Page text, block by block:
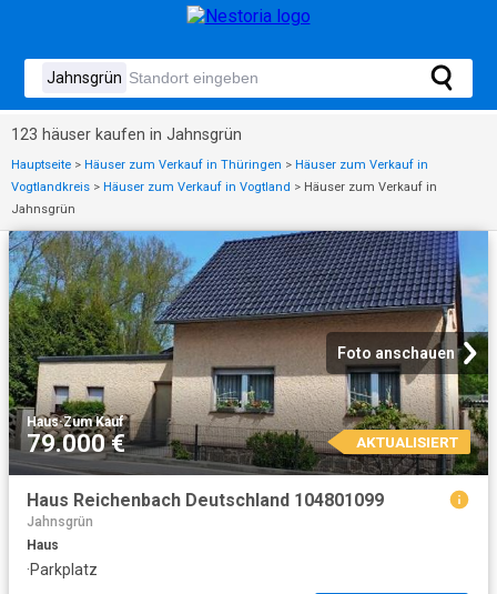
123 häuser kaufen in Jahnsgrün
Hauptseite > Häuser zum Verkauf in Thüringen > Häuser zum Verkauf in
Vogtlandkreis > Häuser zum Verkauf in Vogtland > Häuser zum Verkauf in
Jahnsgrün
Foto anschauen
Haus·Zum Kauf
79.000 € AKTUALISIERT
Haus Reichenbach Deutschland 104801099
Jahnsgrün
Haus
·Parkplatz